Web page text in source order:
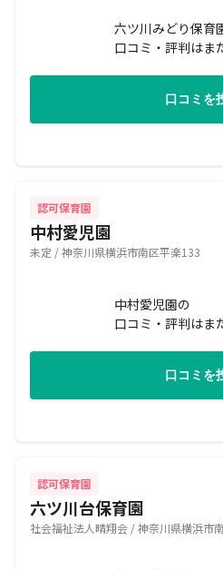
六ツ川みどり保育
口コミ・評判はま
口コミを
認可保育園
中村愛児園
未定 / 神奈川県横浜市南区平楽133
中村愛児園の
口コミ・評判はま
口コミを
認可保育園
六ツ川台保育園
社会福祉法人晴翔会 / 神奈川県横浜市